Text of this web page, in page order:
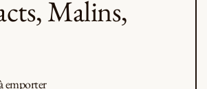
Malins,
emporter